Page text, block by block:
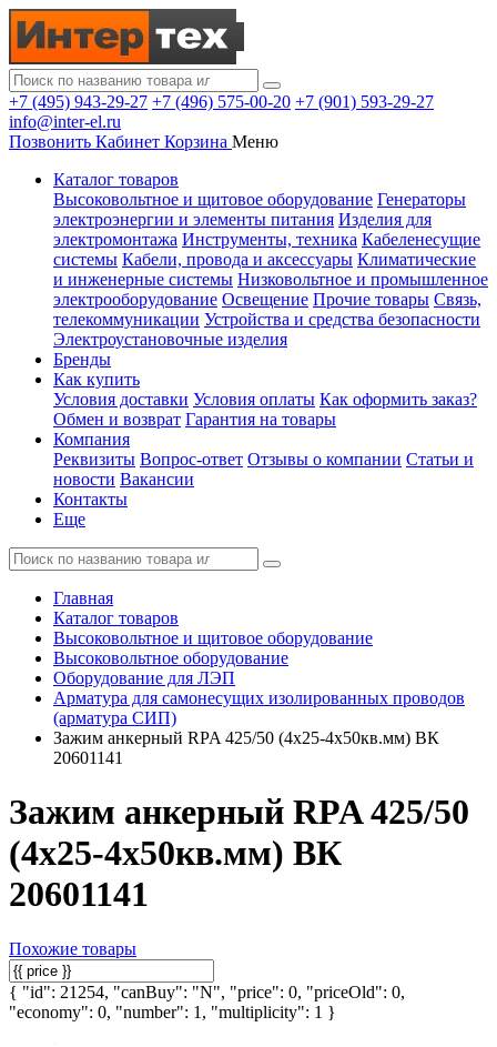
+7 (495) 943-29-27 +7 (496) 575-00-20 +7 (901) 593-29-27
info@inter-el.ru
Позвонить Кабинет Корзина Меню
Каталог товаров
Высоковольтное и щитовое оборудование Генераторы
электроэнергии и элементы питания Изделия для
электромонтажа Инструменты, техника Кабеленесущие
системы Кабели, провода и аксессуары Климатические
и инженерные системы Низковольтное и промышленное
электрооборудование Освещение Прочие товары Связь,
телекоммуникации Устройства и средства безопасности
Электроустановочные изделия
Бренды
Как купить
Условия доставки Условия оплаты Как оформить заказ?
Обмен и возврат Гарантия на товары
Компания
Реквизиты Вопрос-ответ Отзывы о компании Статьи и
новости Вакансии
Контакты
Еще
Главная
Каталог товаров
Высоковольтное и щитовое оборудование
Высоковольтное оборудование
Оборудование для ЛЭП
Арматура для самонесущих изолированных проводов
(арматура СИП)
Зажим анкерный RPA 425/50 (4х25-4х50кв.мм) ВК
20601141
Зажим анкерный RPA 425/50
(4х25-4х50кв.мм) ВК
20601141
Похожие товары
{ "id": 21254, "canBuy": "N", "price": 0, "priceOld": 0,
"economy": 0, "number": 1, "multiplicity": 1 }